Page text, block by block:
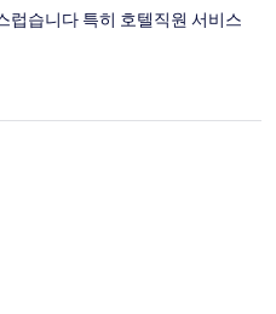
럽습니다 특히 호텔직원 서비스